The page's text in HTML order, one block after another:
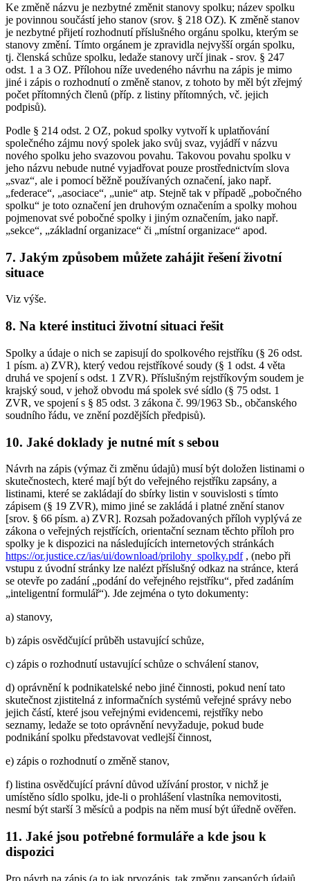
Ke změně názvu je nezbytné změnit stanovy spolku; název spolku
je povinnou součástí jeho stanov (srov. § 218 OZ). K změně stanov
je nezbytné přijetí rozhodnutí příslušného orgánu spolku, kterým se
stanovy změní. Tímto orgánem je zpravidla nejvyšší orgán spolku,
tj. členská schůze spolku, ledaže stanovy určí jinak - srov. § 247
odst. 1 a 3 OZ. Přílohou níže uvedeného návrhu na zápis je mimo
jiné i zápis o rozhodnutí o změně stanov, z tohoto by měl být zřejmý
počet přítomných členů (příp. z listiny přítomných, vč. jejich
podpisů).
Podle § 214 odst. 2 OZ, pokud spolky vytvoří k uplatňování
společného zájmu nový spolek jako svůj svaz, vyjádří v názvu
nového spolku jeho svazovou povahu. Takovou povahu spolku v
jeho názvu nebude nutné vyjadřovat pouze prostřednictvím slova
„svaz“, ale i pomocí běžně používaných označení, jako např.
„federace“, „asociace“, „unie“ atp. Stejně tak v případě „pobočného
spolku“ je toto označení jen druhovým označením a spolky mohou
pojmenovat své pobočné spolky i jiným označením, jako např.
„sekce“, „základní organizace“ či „místní organizace“ apod.
7. Jakým způsobem můžete zahájit řešení životní
situace
Viz výše.
8. Na které instituci životní situaci řešit
Spolky a údaje o nich se zapisují do spolkového rejstříku (§ 26 odst.
1 písm. a) ZVR), který vedou rejstříkové soudy (§ 1 odst. 4 věta
druhá ve spojení s odst. 1 ZVR). Příslušným rejstříkovým soudem je
krajský soud, v jehož obvodu má spolek své sídlo (§ 75 odst. 1
ZVR, ve spojení s § 85 odst. 3 zákona č. 99/1963 Sb., občanského
soudního řádu, ve znění pozdějších předpisů).
10. Jaké doklady je nutné mít s sebou
Návrh na zápis (výmaz či změnu údajů) musí být doložen listinami o
skutečnostech, které mají být do veřejného rejstříku zapsány, a
listinami, které se zakládají do sbírky listin v souvislosti s tímto
zápisem (§ 19 ZVR), mimo jiné se zakládá i platné znění stanov
[srov. § 66 písm. a) ZVR]. Rozsah požadovaných příloh vyplývá ze
zákona o veřejných rejstřících, orientační seznam těchto příloh pro
spolky je k dispozici na následujících internetových stránkách
https://or.justice.cz/ias/ui/download/prilohy_spolky.pdf, (nebo při
vstupu z úvodní stránky lze nalézt příslušný odkaz na stránce, která
se otevře po zadání „podání do veřejného rejstříku“, před zadáním
„inteligentní formulář“). Jde zejména o tyto dokumenty:
a) stanovy,
b) zápis osvědčující průběh ustavující schůze,
c) zápis o rozhodnutí ustavující schůze o schválení stanov,
d) oprávnění k podnikatelské nebo jiné činnosti, pokud není tato
skutečnost zjistitelná z informačních systémů veřejné správy nebo
jejich částí, které jsou veřejnými evidencemi, rejstříky nebo
seznamy, ledaže se toto oprávnění nevyžaduje, pokud bude
podnikání spolku představovat vedlejší činnost,
e) zápis o rozhodnutí o změně stanov,
f) listina osvědčující právní důvod užívání prostor, v nichž je
umístěno sídlo spolku, jde-li o prohlášení vlastníka nemovitosti,
nesmí být starší 3 měsíců a podpis na něm musí být úředně ověřen.
11. Jaké jsou potřebné formuláře a kde jsou k
dispozici
Pro návrh na zápis (a to jak prvozápis, tak změnu zapsaných údajů